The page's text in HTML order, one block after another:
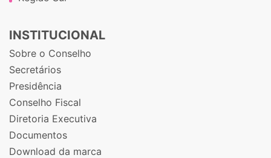
INSTITUCIONAL
Sobre o Conselho
Secretários
Presidência
Conselho Fiscal
Diretoria Executiva
Documentos
Download da marca